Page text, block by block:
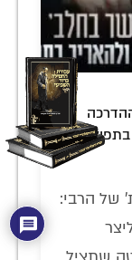
בתפילה
של הרבי: